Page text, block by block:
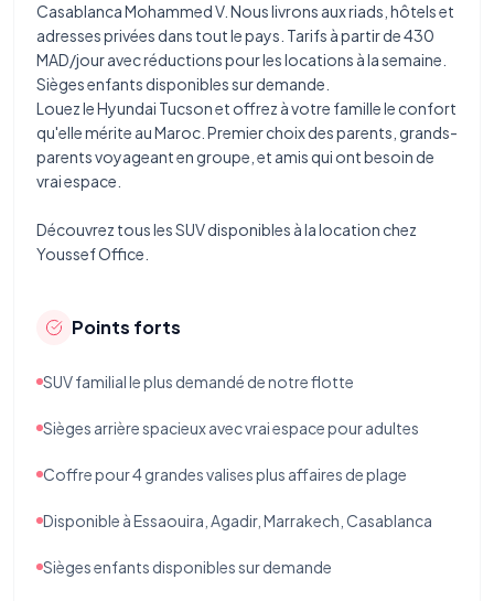
Casablanca Mohammed V. Nous livrons aux riads, hôtels et
adresses privées dans tout le pays. Tarifs à partir de 430
MAD/jour avec réductions pour les locations à la semaine.
Sièges enfants disponibles sur demande.
Louez le Hyundai Tucson et offrez à votre famille le confort
qu'elle mérite au Maroc. Premier choix des parents, grands-
parents voyageant en groupe, et amis qui ont besoin de
vrai espace.
Découvrez tous lesSUV disponibles à la location chez
Youssef Office.
Points forts
SUV familial le plus demandé de notre flotte
Sièges arrière spacieux avec vrai espace pour adultes
Coffre pour 4 grandes valises plus affaires de plage
Disponible à Essaouira, Agadir, Marrakech, Casablanca
Sièges enfants disponibles sur demande